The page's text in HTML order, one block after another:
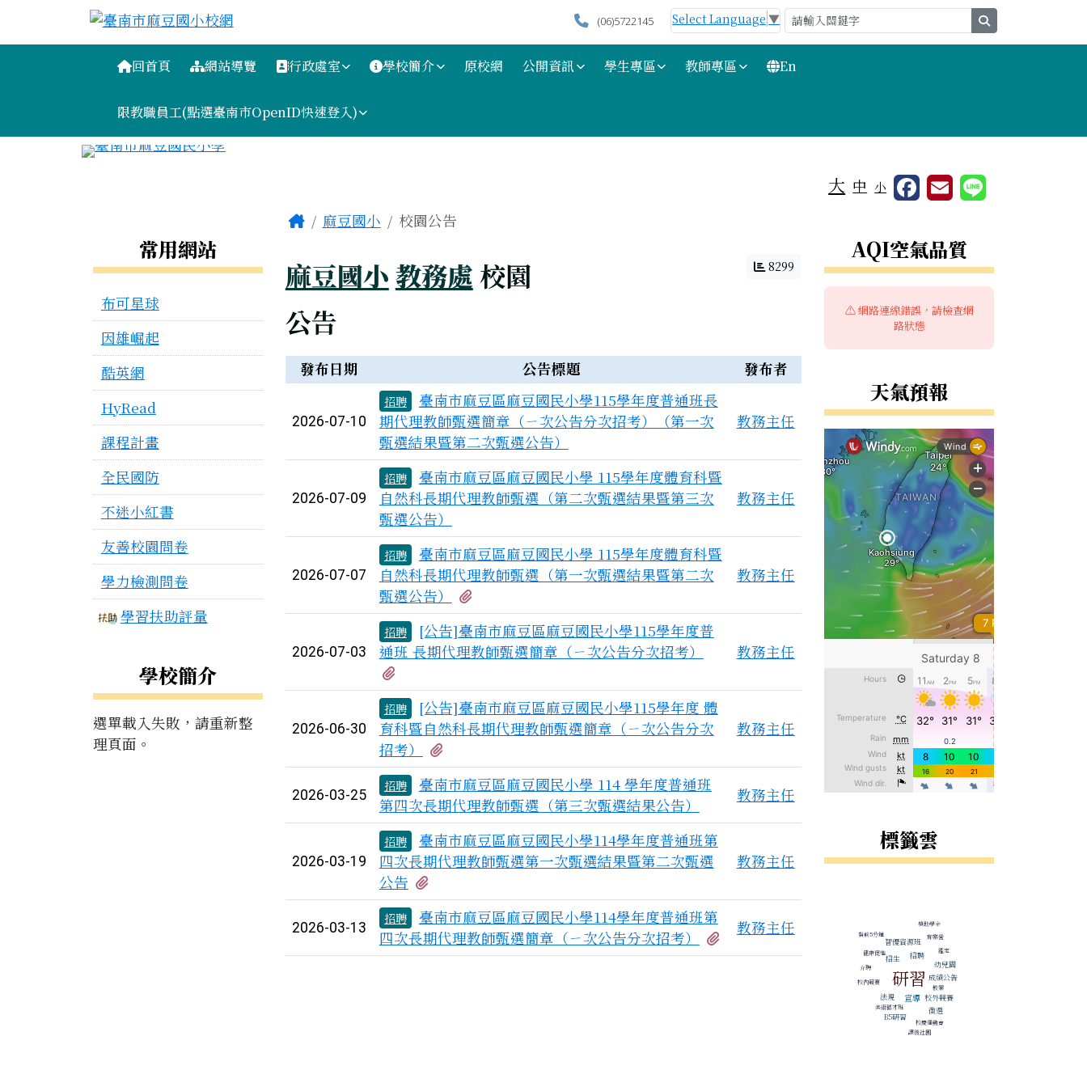
臺南市麻豆國小校網 (06)5722145 Select Language ▼
回首頁 網站導覽 行政處室 學校簡介 原校網 公開資訊 學生專區 教師專區 En
限教職員工(點選臺南市OpenID快速登入)
大 中 小
左邊區域內容
常用網站
布可星球
因雄崛起
酷英網
HyRead
課程計畫
全民國防
不迷小紅書
友善校園問卷
學力檢測問卷
學習扶助評量
學校簡介
選單載入失敗，請重新整
理頁面。
主內容區域
Home麻豆國小 校園公告
麻豆國小教務處校園
公告
8299
新聞列表
發布日期 公告標題 發布者
2026-07-10
招聘
臺南市麻豆區麻豆國民小學115學年度普通班長
期代理教師甄選簡章（ㄧ次公告分次招考）（第一次
甄選結果暨第二次甄選公告）
教務主任
2026-07-09
招聘
臺南市麻豆區麻豆國民小學 115學年度體育科暨
自然科長期代理教師甄選（第二次甄選結果暨第三次
甄選公告）
教務主任
2026-07-07
招聘
臺南市麻豆區麻豆國民小學 115學年度體育科暨
自然科長期代理教師甄選（第一次甄選結果暨第二次
甄選公告）
教務主任
2026-07-03
招聘
[公告]臺南市麻豆區麻豆國民小學115學年度普
通班 長期代理教師甄選簡章（ㄧ次公告分次招考）
教務主任
2026-06-30
招聘
[公告]臺南市麻豆區麻豆國民小學115學年度 體
育科暨自然科長期代理教師甄選簡章（ㄧ次公告分次
招考）
教務主任
2026-03-25
招聘
臺南市麻豆區麻豆國民小學 114 學年度普通班
第四次長期代理教師甄選（第三次甄選結果公告）
教務主任
2026-03-19
招聘
臺南市麻豆區麻豆國民小學114學年度普通班第
四次長期代理教師甄選第一次甄選結果暨第二次甄選
公告
教務主任
2026-03-13
招聘
臺南市麻豆區麻豆國民小學114學年度普通班第
四次長期代理教師甄選簡章（ㄧ次公告分次招考）
有1個附檔
教務主任
右邊區域內容
AQI空氣品質
⚠️ 網路連線錯誤，請檢查網
路狀態
天氣預報
標籤雲
餐前5分鐘
獎助學金
智優資源班 育樂營
健康促進
招生
鑑定
研習
招聘
成績公告
幼兒園
校內競賽
介聘
教案
美術藝才班
法規 宣導 校外競賽
B5研習
課後社團
校慶運動會
徵選